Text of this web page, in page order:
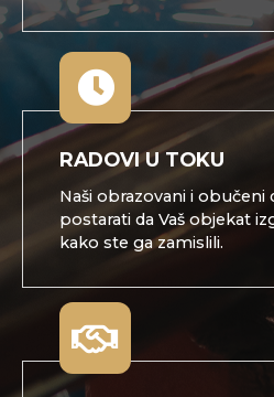
RADOVI U TOKU
Naši obrazovani i obučeni
postarati da Vaš objekat
kako ste ga zamislili.